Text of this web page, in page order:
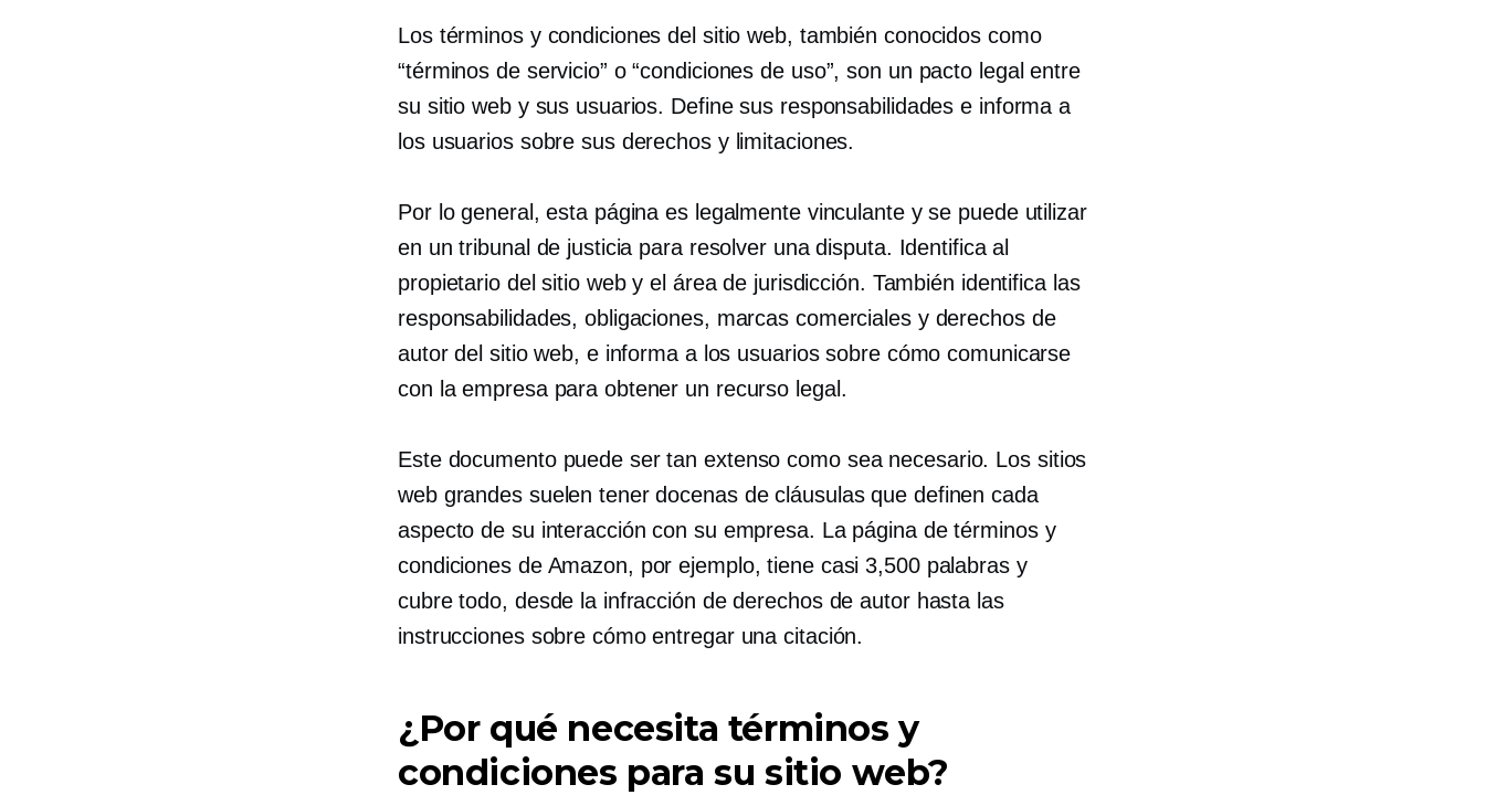
Los términos y condiciones del sitio web, también conocidos como
“términos de servicio” o “condiciones de uso”, son un pacto legal entre
su sitio web y sus usuarios. Define sus responsabilidades e informa a
los usuarios sobre sus derechos y limitaciones.
Por lo general, esta página es legalmente vinculante y se puede utilizar
en un tribunal de justicia para resolver una disputa. Identifica al
propietario del sitio web y el área de jurisdicción. También identifica las
responsabilidades, obligaciones, marcas comerciales y derechos de
autor del sitio web, e informa a los usuarios sobre cómo comunicarse
con la empresa para obtener un recurso legal.
Este documento puede ser tan extenso como sea necesario. Los sitios
web grandes suelen tener docenas de cláusulas que definen cada
aspecto de su interacción con su empresa. La página de términos y
condiciones de Amazon, por ejemplo, tiene casi 3,500 palabras y
cubre todo, desde la infracción de derechos de autor hasta las
instrucciones sobre cómo entregar una citación.
¿Por qué necesita términos y
condiciones para su sitio web?